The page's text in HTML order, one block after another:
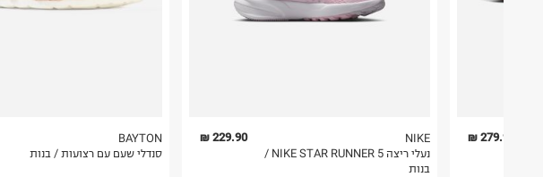
3. מוצרי טיפוח ניתן להחזיר סגורים באריזתם המקורית בלבד. לא ניתן
BAYTON
סנדלי שעם עם רצועות / בנות
229.90 ₪
NIKE
נעלי ריצה NIKE STAR RUNNER 5 /
בנות
279.90 ₪